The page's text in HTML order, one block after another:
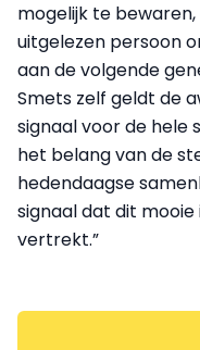
mogelijk te
uitgelezen persoon
aan de volgende
Smets zelf geldt de
signaal voor de hele
het belang van de
hedendaagse
signaal dat dit
vertrekt.”